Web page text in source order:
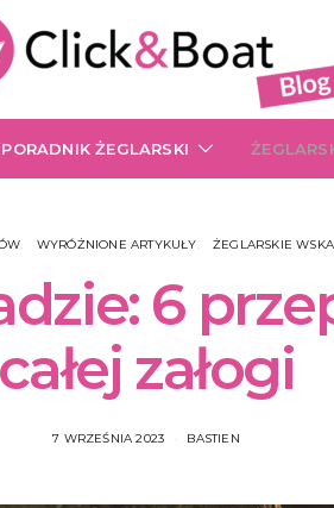
PORADNIK ŻEGLARSKI
WYRÓŻNIONE ARTYKUŁY ŻEGLARSKIE
6
całej załogi
7 WRZEŚNIA 2023 BASTIEN